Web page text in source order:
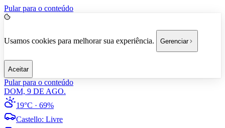
Pular para o conteúdo
Usamos cookies para melhorar sua experiência. Gerenciar
Aceitar
Pular para o conteúdo
DOM, 9 DE AGO.
19°C · 69%
Castello: Livre